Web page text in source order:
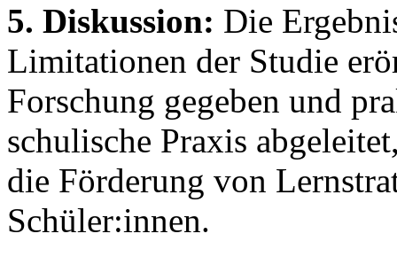
5. Diskussion: Die
Limitationen der Studie
Forschung gegeben und
schulische Praxis
die Förderung von
Schüler:innen.